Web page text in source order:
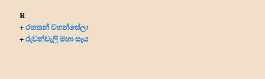
R
+රහතන් වහන්සේලා
+රුවන්වැලි මහා සෑය